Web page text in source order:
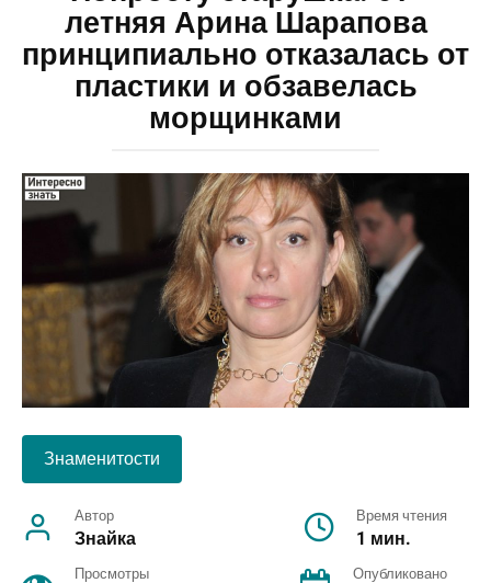
летняя Арина Шарапова
принципиально отказалась от
пластики и обзавелась
морщинками
Знаменитости
Автор
Знайка
Время чтения
1 мин.
Просмотры Опубликовано